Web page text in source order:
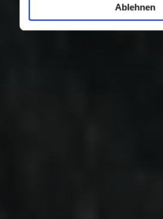
Ablehnen